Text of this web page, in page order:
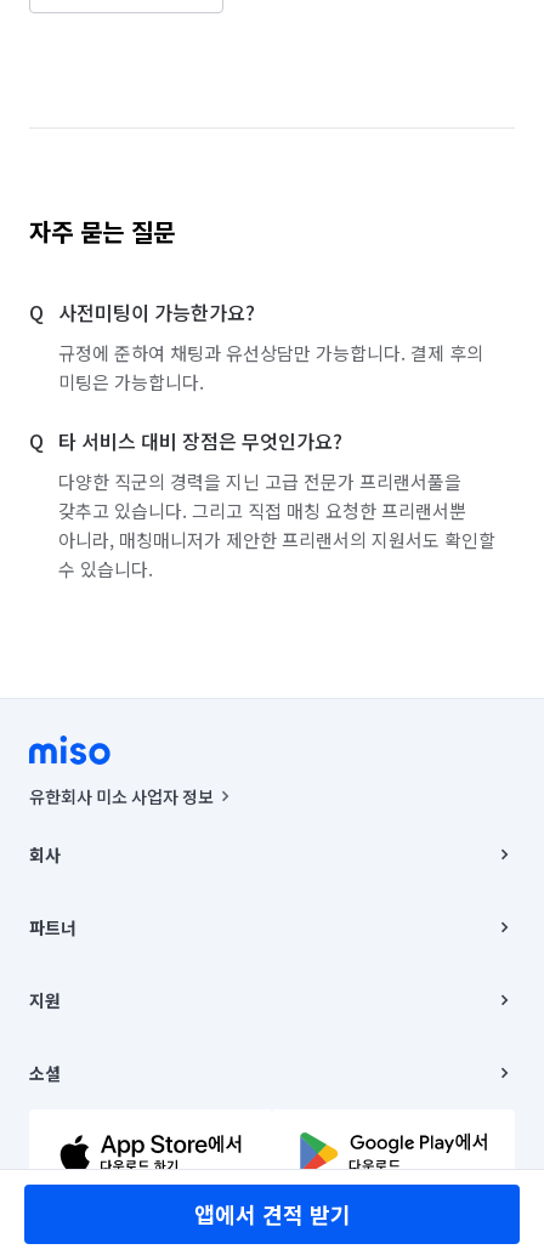
자주 묻는 질문
사전미팅이 가능한가요?
규정에 준하여 채팅과 유선상담만 가능합니다. 결제 후의
미팅은 가능합니다.
타 서비스 대비 장점은 무엇인가요?
다양한 직군의 경력을 지닌 고급 전문가 프리랜서풀을
갖추고 있습니다. 그리고 직접 매칭 요청한 프리랜서뿐
아니라, 매칭매니저가 제안한 프리랜서의 지원서도 확인할
수 있습니다.
앱에서 견적 받기
유한회사 미소 사업자 정보
00019 |
주소 | 본사: 서울특별시 종로구 율곡로 6(중학동, 트윈트리빌딩) B동 5층
컨택센터 : 서울특별시 종로구 수송동 율곡로 24, 7층, 8층 미소
상품, 상품정보, 거래에 관한 의무와 책임은 거래당사자에게 있습니다.
언론 보도 관련 문의:
© 유한회사 미소. Miso, Inc. All Rights Reserved.
회사
채용
파트너
이사
지원
이용약관
문의하기
소셜
유튜브